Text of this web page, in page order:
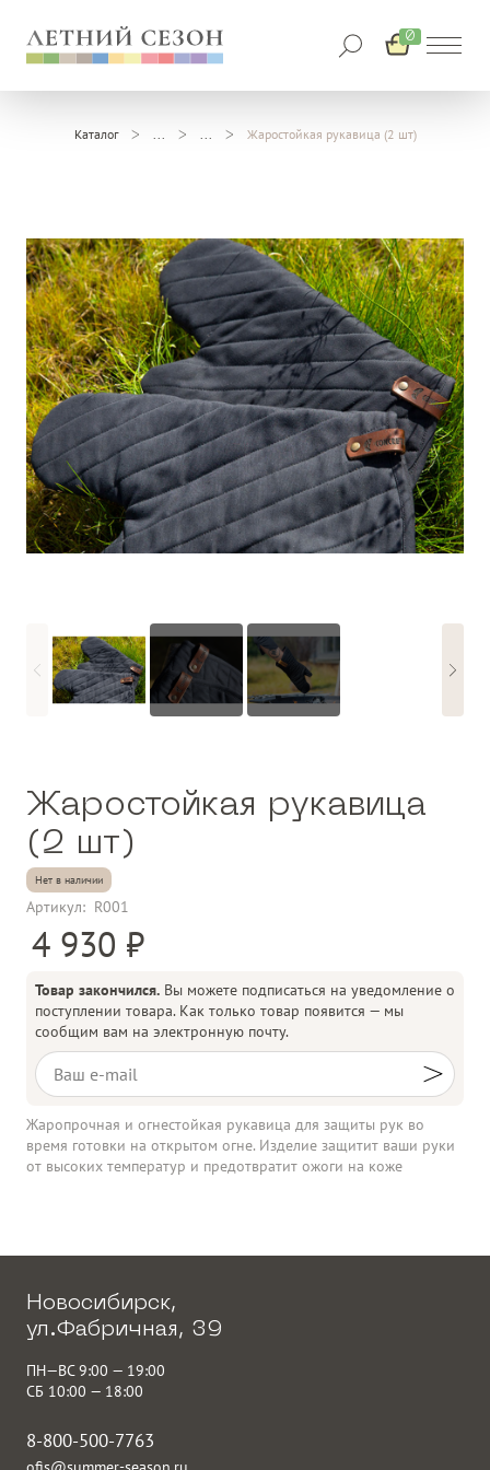
0
Каталог Жаростойкая рукавица (2 шт)
Жаростойкая рукавица
(2 шт)
Нет в наличии
Артикул: R001
4 930
Товар закончился. Вы можете подписаться на уведомление о
поступлении товара. Как только товар появится — мы
сообщим вам на электронную почту.
Жаропрочная и огнестойкая рукавица для защиты рук во
время готовки на открытом огне. Изделие защитит ваши руки
от высоких температур и предотвратит ожоги на коже
Новосибирск,
ул.Фабричная, 39
ПН—ВС 9:00 — 19:00
СБ 10:00 — 18:00
8-800-500-7763